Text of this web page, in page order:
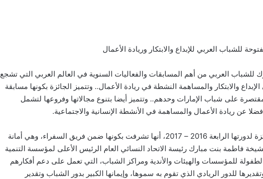
للشباب العربي للإبداع والابتكار وريادة الأعمال
للشباب العربي من أهم المسابقات والفعاليات السنوية في العالم العربي التي تشجع
12 إلى سن 21 عاما على الإبداع والابتكار والمساهمة النشطة في ريادة الأعمال.. وتتميز الجائزة بكونها مسابقة
على شباب الإمارات وحدهم.. وتتميز أيضا بتنوع مجالاتها وفروعها لتشمل
عن ريادة الأعمال والمساهمة في الأنشطة الإنسانية والاجتماعية.
وتقول السيدة “نورة الكربي” سفيرة الجائزة لدورتها الرابعة 2016 – 2017، أنها تشرفت بكونها ضمن فريق السفراء، وهي أمانة
فاطمة بنت مبارك رئيسة الاتحاد النسائي العام الرئيس الأعلى لمؤسسة التنمية
للمؤسسات والهيئات والأندية ومراكز الشباب، التي تعمل على دعم أفكارهم
للدور الريادي الذي تقوم به سموها، وإيمانها الكبير بدور الشباب وتقدير